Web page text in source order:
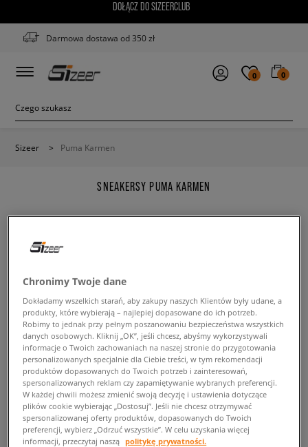
DOŁĄCZ DO SIZEERCLUB
Darmowa dostawa od 350 zł
0 0
Sizeer > Puma Karmen
SNEAKERSY PUMA KARMEN
ilości filtrów.
POWRÓT DO SKLEPU
Aktualnie przeglądasz buty: Puma Karmen ⭐ ⭐ ⭐Dostępne modele tych
modnych sneakersów Puma: 0 ✅
Powrót do całej kolekcji:
Chronimy Twoje dane
Dokładamy wszelkich starań, aby zakupy naszych Klientów były udane, a
produkty, które wybierają – najlepiej dopasowane do ich potrzeb.
Robimy to jednak przy pełnym poszanowaniu bezpieczeństwa wszystkich
danych osobowych. Kliknij „OK”, jeśli chcesz, abyśmy wykorzystywali
informacje o Twoich zachowaniach na naszej stronie do przygotowania
personalizowanych specjalnie dla Ciebie treści, w tym rekomendacji
produktów dopasowanych do Twoich potrzeb i zainteresowań,
spersonalizowanych reklam czy zapamiętywanie wybranych preferencji.
W każdej chwili możesz zmienić swoją decyzję i ustawienia dotyczące
plików cookie wybierając „Dostosuj”. Jeśli nie chcesz otrzymywać
spersonalizowanej oferty produktów, dopasowanych do Twoich
preferencji, wybierz „Odrzuć wszystkie”. W celu uzyskania więcej
informacji, przeczytaj naszą politykę prywatności.